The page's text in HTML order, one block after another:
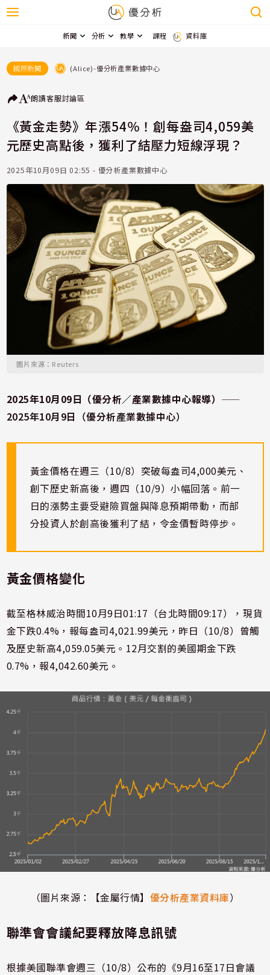
新聞 分析 教學 課程 資料庫
國際新聞 (Alice)-優分析產業數據中心
朗讀客服討論區
《黃金走勢》年漲54％！創每盎司4,059美
元歷史高點後，獲利了結壓力短線浮現？
2025年10月09日 02:55 - 優分析產業數據中心
圖片來源：Reuters
2025年10月09日（優分析／產業數據中心報導） ⸺
2025年10月9日（優分析產業數據中心）
黃金價格在週三（10/8）突破每盎司4,000美元、
創下歷史新高後，週四（10/9）小幅回落。前一
日的漲勢主要受避險買盤與降息預期帶動，而部
分投資人於創高後獲利了結，令金價暫時停步。
黃金價格變化
截至格林威治時間10月9日01:17（台北時間09:17），現貨
金下跌0.4%，報每盎司4,021.99美元，昨日（10/8）曾觸
及歷史新高4,059.05美元。12月交割的美國期金下跌
0.7%，報4,042.60美元。
（圖片來源：【金屬行情】 優分析產業資料庫）
聯準會會議紀要釋放降息訊號
根據美國聯準會週三（10/8）公布的《9月16至17日會議